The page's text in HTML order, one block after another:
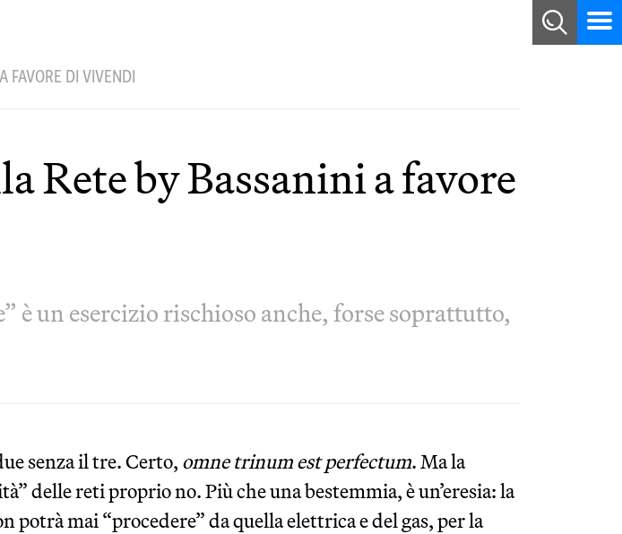
FAVORE DI VIVENDI
Rete by Bassanini a favore
è un esercizio rischioso anche, forse soprattutto,
senza il tre. Certo, omne trinum est perfectum. Ma la
delle reti proprio no. Più che una bestemmia, è un’eresia: la
potrà mai “procedere” da quella elettrica e del gas, per la